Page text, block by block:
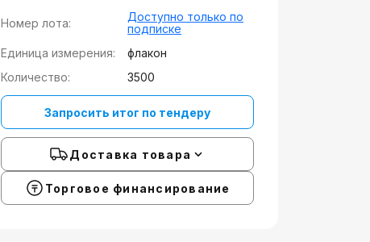
Номер лота:
Доступно только по
подписке
Единица измерения:
флакон
Количество:
3500
Запросить итог по тендеру
Доставка товара
Торговое финансирование